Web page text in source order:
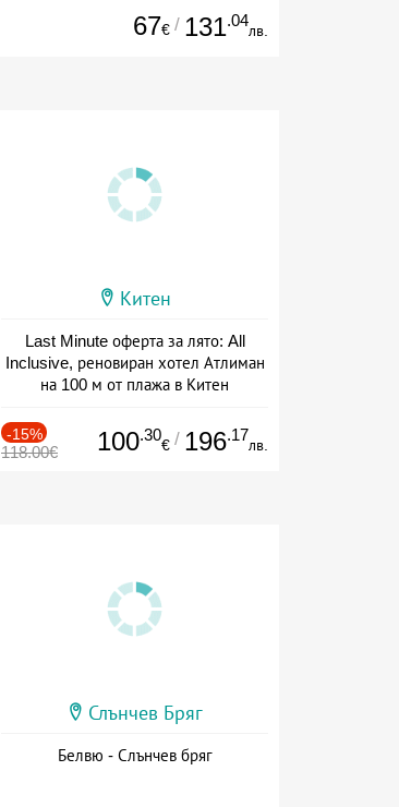
67€ / 131.04
лв.
Китен
Last Minute оферта за лято: All
Inclusive, реновиран хотел Атлиман
на 100 м от плажа в Китен
-15%
118.00€ 100.30
€ / 196.17
лв.
Слънчев Бряг
Белвю - Слънчев бряг